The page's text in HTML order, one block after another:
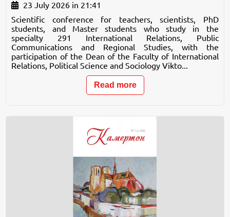
23 July 2026 in 21:41
Scientific conference for teachers, scientists, PhD
students, and Master students who study in the
specialty 291 International Relations, Public
Communications and Regional Studies, with the
participation of the Dean of the Faculty of International
Relations, Political Science and Sociology Vikto...
Read more